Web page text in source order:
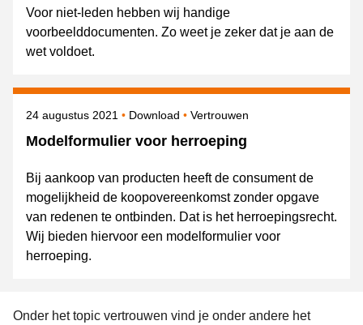
Voor niet-leden hebben wij handige
voorbeelddocumenten. Zo weet je zeker dat je aan de
wet voldoet.
Modelformulier voor herroeping
Gepubliceerd op
24 augustus 2021 Download Onderwerpen
Vertrouwen
Bij aankoop van producten heeft de consument de
mogelijkheid de koopovereenkomst zonder opgave
van redenen te ontbinden. Dat is het herroepingsrecht.
Wij bieden hiervoor een modelformulier voor
herroeping.
Onder het topic vertrouwen vind je onder andere het